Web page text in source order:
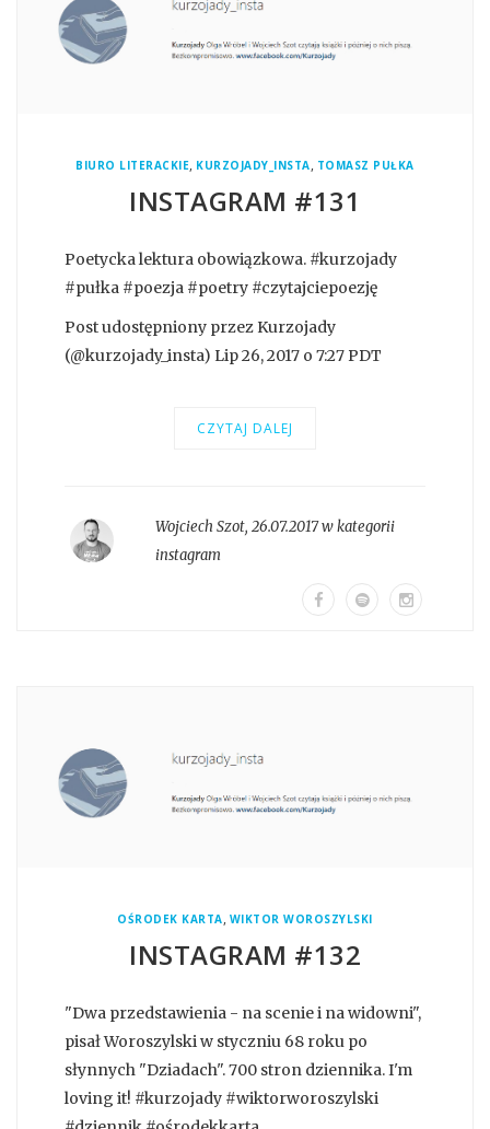
BIURO LITERACKIE, KURZOJADY_INSTA, TOMASZ PUŁKA
INSTAGRAM #131
Poetycka lektura obowiązkowa. #kurzojady
#pułka #poezja #poetry #czytajciepoezję
Post udostępniony przez Kurzojady
(@kurzojady_insta) Lip 26, 2017 o 7:27 PDT
CZYTAJ DALEJ
Wojciech Szot, 26.07.2017 w kategorii
instagram
OŚRODEK KARTA, WIKTOR WOROSZYLSKI
INSTAGRAM #132
"Dwa przedstawienia - na scenie i na widowni",
pisał Woroszylski w styczniu 68 roku po
słynnych "Dziadach". 700 stron dziennika. I'm
loving it! #kurzojady #wiktorworoszylski